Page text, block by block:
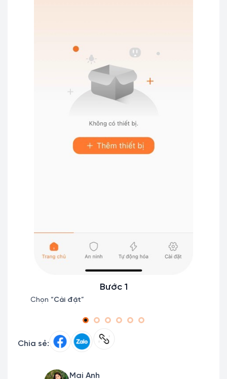
Bước 1
Chọn “Cài đặt”
Chia sẻ:
Mai Anh